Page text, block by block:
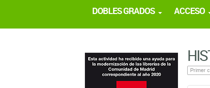
DOBLES GRADOS ACCESO
Primer